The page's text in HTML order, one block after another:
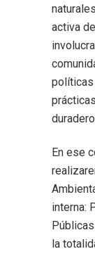
activa
En ese
interna:
la